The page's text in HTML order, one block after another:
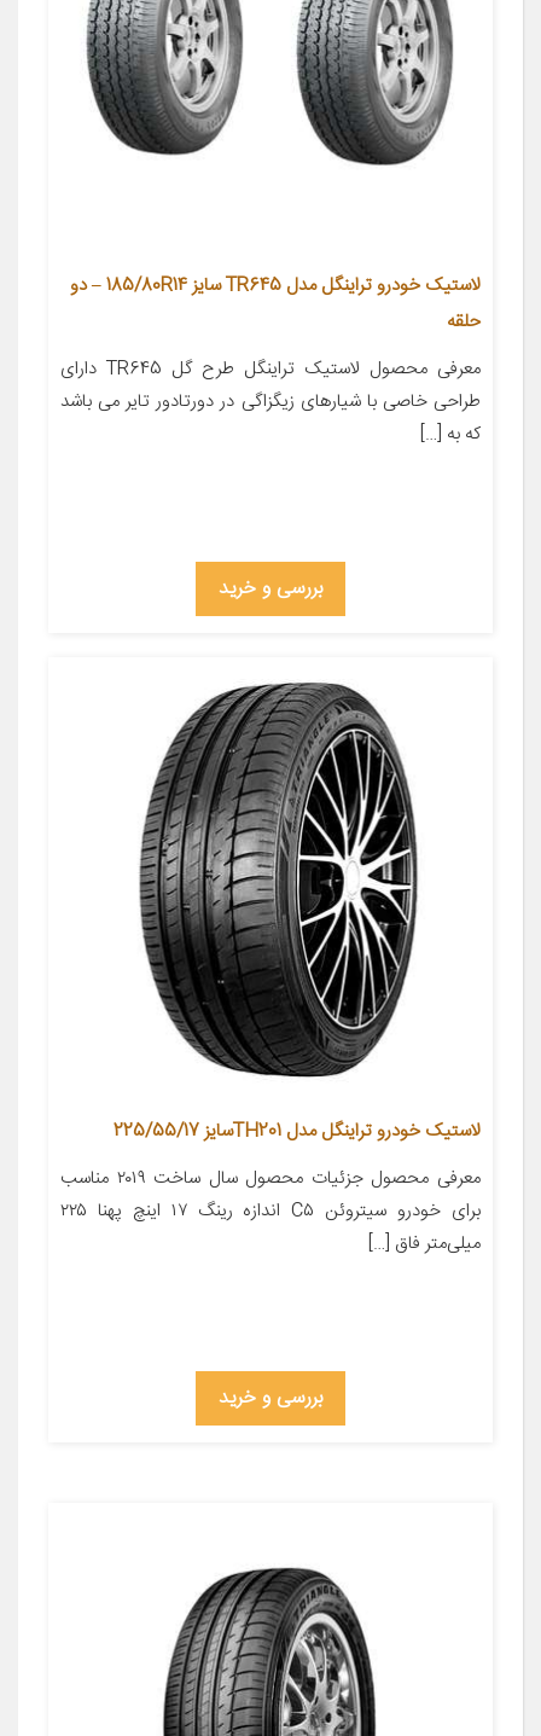
لاستیک خودرو تراینگل مدل TR645 سایز 185/80R14 – دو
حلقه
معرفی محصول لاستیک تراینگل طرح گل TR645 دارای
طراحی خاصی با شیارهای زیگزاگی در دورتادور تایر می باشد
که به […]
بررسی و خرید
لاستیک خودرو تراینگل مدل TH201سایز 225/55/17
معرفی محصول جزئیات محصول سال ساخت ۲۰۱۹ مناسب
برای خودرو سیتروئن C۵ اندازه رینگ ۱۷ اینچ پهنا ۲۲۵
میلی‌متر فاق […]
بررسی و خرید